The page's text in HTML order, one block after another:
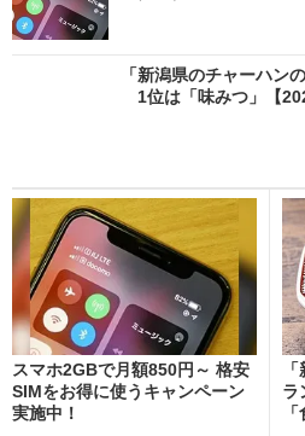
「新潟県のチャーハン
1位は「味みつ」【
スマホ2GBで月額850円～ 格安
SIMをお得に使うキャンペーン
実施中！
ラ